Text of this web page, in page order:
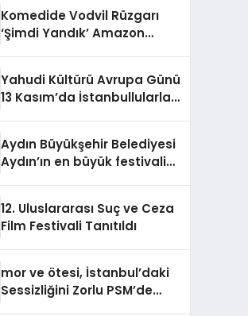
Komedide Vodvil Rüzgarı
‘Şimdi Yandık’ Amazon
Yahudi Kültürü Avrupa Günü
13 Kasım’da İstanbullularla
Aydın Büyükşehir Belediyesi
Aydın’ın en büyük festivalini
12. Uluslararası Suç ve Ceza
Film Festivali Tanıtıldı
mor ve ötesi, İstanbul’daki
Sessizliğini Zorlu PSM’de